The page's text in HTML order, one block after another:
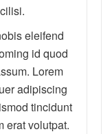
eleifend
id quod
Lorem
adipiscing
tincidunt
erat volutpat.